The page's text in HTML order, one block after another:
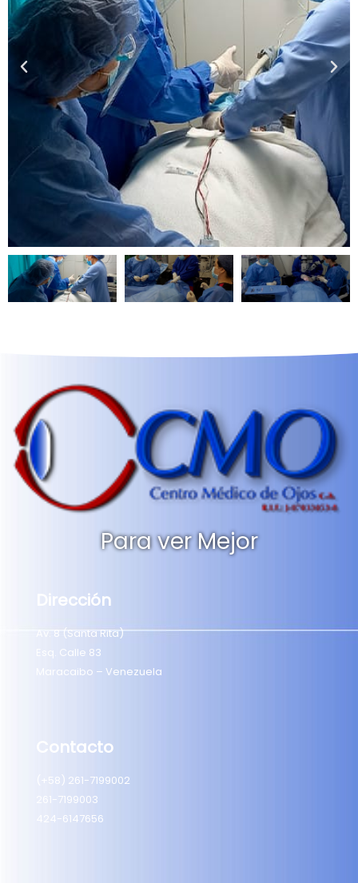
Para ver Mejor
Dirección
Av. 8 (Santa Rita)
Esq. Calle 83
Maracaibo – Venezuela
Contacto
(+58) 261-7199002
261-7199003
424-6147656